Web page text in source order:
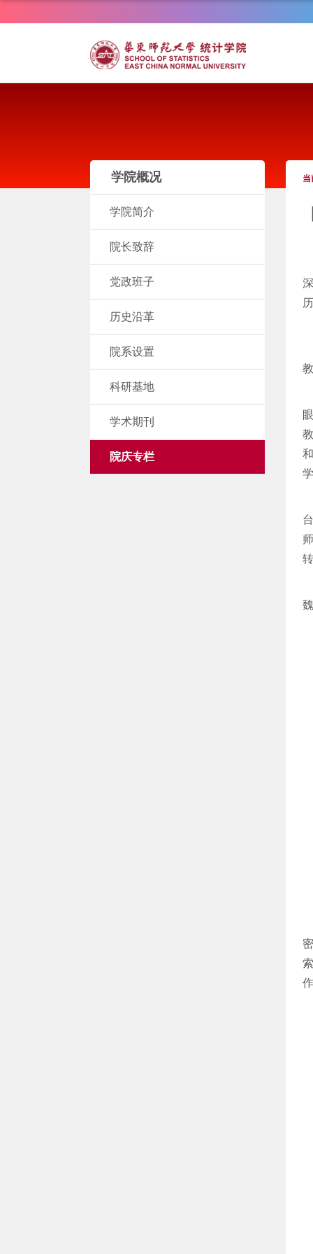
学院概况
学院简介
院长致辞
党政班子
历史沿革
院系设置
科研基地
学术期刊
院庆专栏
当